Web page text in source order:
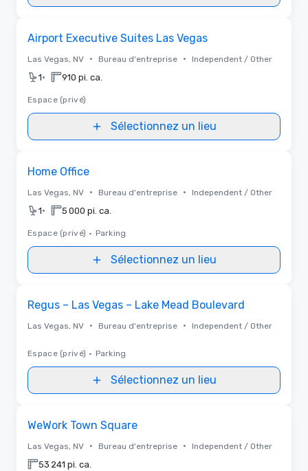
Airport Executive Suites Las Vegas
Las Vegas, NV • Bureau d'entreprise • Independent / Other
1• 910 pi. ca.
Espace (privé)
Sélectionnez un lieu
Home Office
Las Vegas, NV • Bureau d'entreprise • Independent / Other
1• 5 000 pi. ca.
Espace (privé) • Parking
Sélectionnez un lieu
Regus – Las Vegas – Lake Mead Boulevard
Las Vegas, NV • Bureau d'entreprise • Independent / Other
Espace (privé) • Parking
Sélectionnez un lieu
WeWork Town Square
Las Vegas, NV • Bureau d'entreprise • Independent / Other
53 241 pi. ca.